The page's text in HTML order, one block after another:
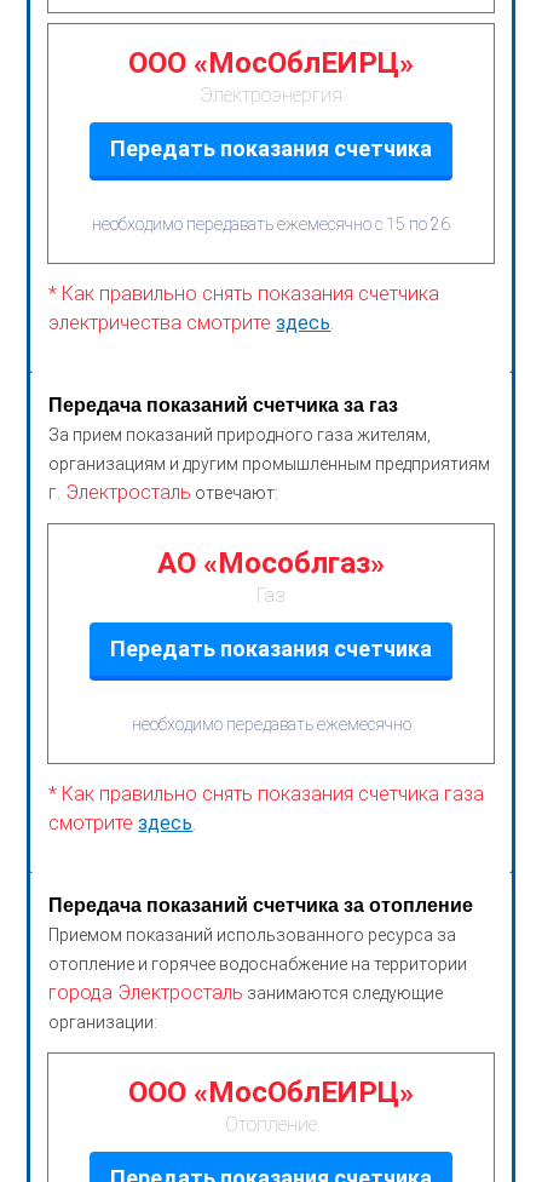
ООО «МосОблЕИРЦ»
Электроэнергия
Передать показания счетчика
необходимо передавать ежемесячно с 15 по 26
* Как правильно снять показания счетчика
электричества смотритездесь
Передача показаний счетчика за газ
За прием показаний природного газа жителям,
организациям и другим промышленным предприятиям
г. Электросталь отвечают:
АО «Мособлгаз»
Газ
Передать показания счетчика
необходимо передавать ежемесячно
* Как правильно снять показания счетчика газа
смотритездесь
Передача показаний счетчика за отопление
Приемом показаний использованного ресурса за
отопление и горячее водоснабжение на территории
города Электросталь занимаются следующие
организации:
ООО «МосОблЕИРЦ»
Отопление